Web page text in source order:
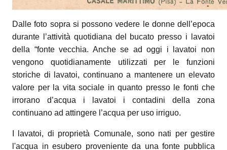
Dalle foto sopra si possono vedere le donne dell’epoca
durante l’attività quotidiana del bucato presso i lavatoi
della “fonte vecchia. Anche se ad oggi i lavatoi non
vengono quotidianamente utilizzati per le funzioni
storiche di lavatoi, continuano a mantenere un elevato
valore per la vita sociale in quanto presso le fonti che
irrorano d’acqua i lavatoi i contadini della zona
continuano ad attingere l’acqua per uso irriguo.
I lavatoi, di proprietà Comunale, sono nati per gestire
l'acqua in esubero proveniente da una fonte pubblica